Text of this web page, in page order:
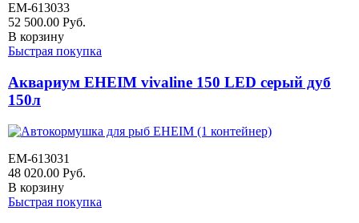
EM-613033
52 500.00 Руб.
В корзину
Быстрая покупка
Аквариум EHEIM vivaline 150 LED серый дуб
150л
EM-613031
48 020.00 Руб.
В корзину
Быстрая покупка